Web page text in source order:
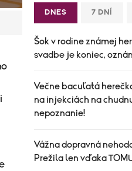
DNES 7 DNÍ
Šok v rodine známej
svadbe je koniec,
Večne bacuľatá
na injekciách na
nepoznanie!
Vážna dopravná
Prežila len vďaka